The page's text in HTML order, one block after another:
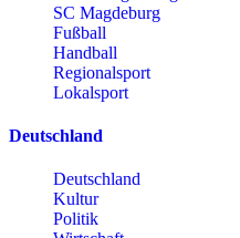
SC Magdeburg
Fußball
Handball
Regionalsport
Lokalsport
Deutschland
Deutschland
Kultur
Politik